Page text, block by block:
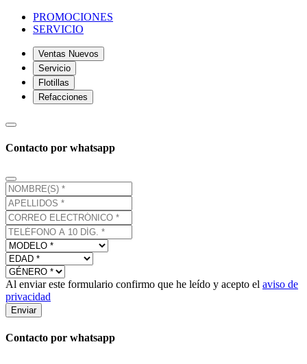
PROMOCIONES
SERVICIO
Ventas Nuevos
Servicio
Flotillas
Refacciones
Contacto por whatsapp
Al enviar este formulario confirmo que he leído y acepto el aviso de
privacidad
Enviar
Contacto por whatsapp